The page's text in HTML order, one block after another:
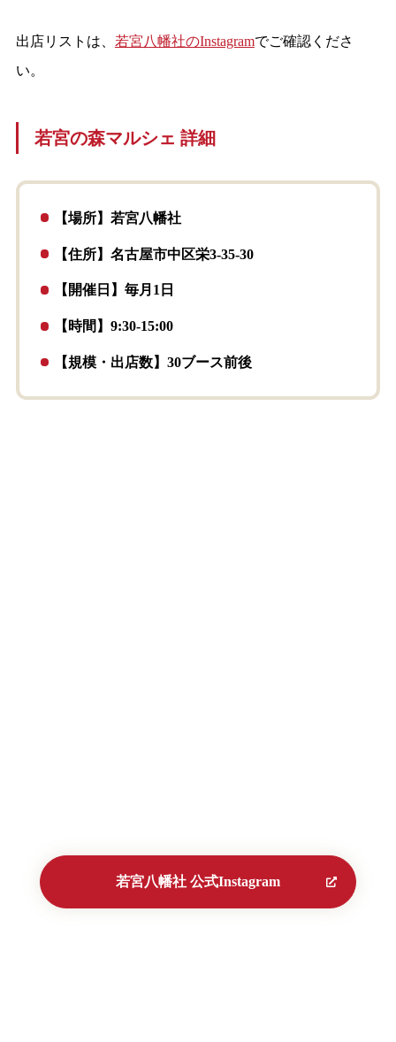
出店リストは、 若宮八幡社のInstagramでご確認くださ
い。
若宮の森マルシェ 詳細
【場所】若宮八幡社
【住所】名古屋市中区栄3-35-30
【開催日】毎月1日
【時間】9:30-15:00
【規模・出店数】30ブース前後
若宮八幡社 公式Instagram